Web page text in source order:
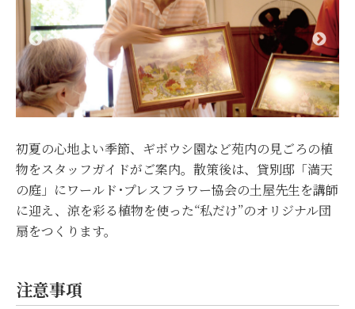
初夏の心地よい季節、ギボウシ園など苑内の見ごろの植
物をスタッフガイドがご案内。散策後は、貸別邸「満天
の庭」にワールド･プレスフラワー協会の土屋先生を講師
に迎え、涼を彩る植物を使った“私だけ”のオリジナル団
扇をつくります。
注意事項